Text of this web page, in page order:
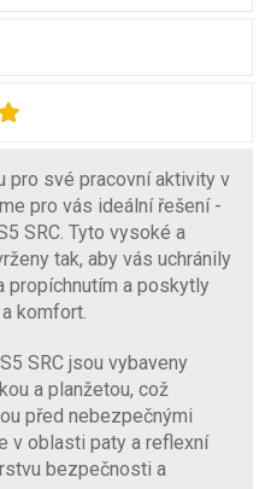
pro své pracovní aktivity v
pro vás ideální řešení -
SRC. Tyto vysoké a
tak, aby vás uchránily
propíchnutím a poskytly
komfort.
SRC jsou vybaveny
a planžetou, což
před nebezpečnými
v oblasti paty a reflexní
bezpečnosti a